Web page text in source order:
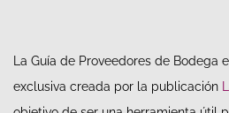
La Guía de Proveedores de Bodega
exclusiva creada por la publicación